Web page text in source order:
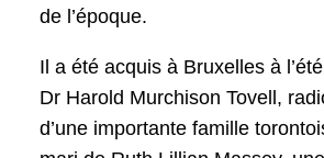
de l’époque.
Il a été acquis à Bruxelles à
Dr Harold Murchison Tovell,
d’une importante famille